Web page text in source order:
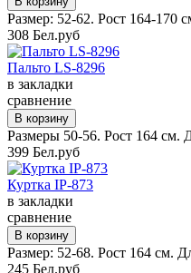
Размер: 52-62. Рост 164-170
308 Бел.руб
Пальто LS-8296
в закладки
сравнение
Размеры 50-56. Рост 164 см.
399 Бел.руб
Куртка IP-873
в закладки
сравнение
Размер: 52-68. Рост 164 см.
245 Бел.руб